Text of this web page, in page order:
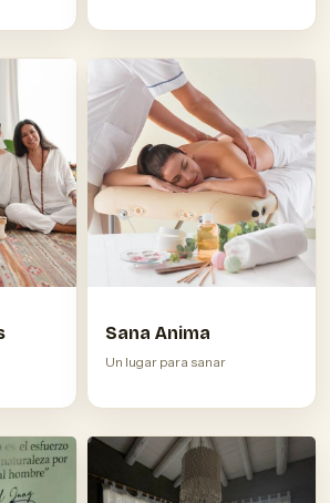
Sana Anima
Un lugar para sanar